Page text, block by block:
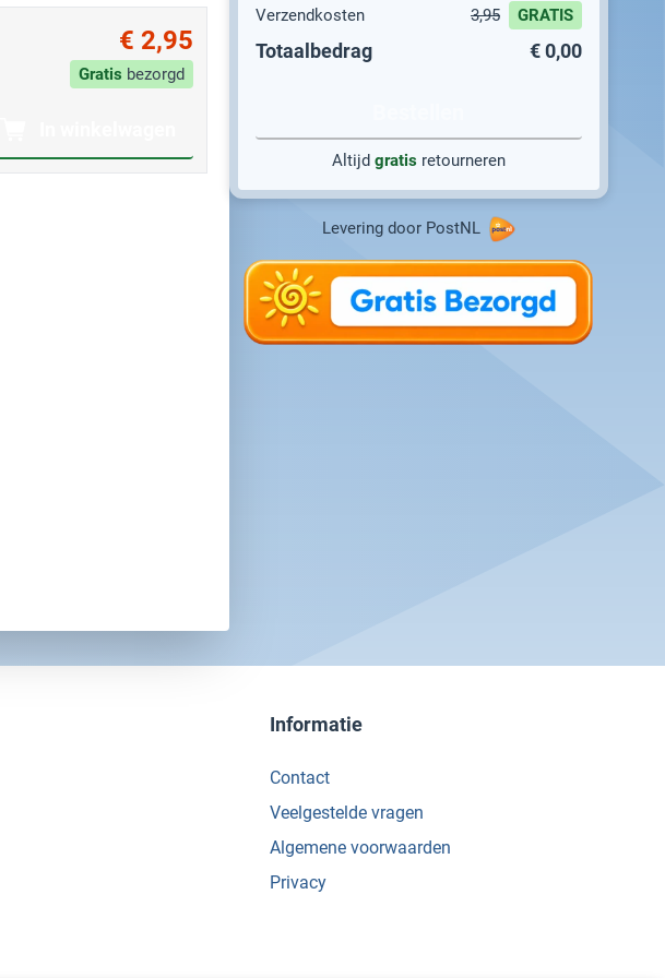
€ 2,95
Gratis bezorgd
Verzendkosten
3,95 GRATIS
Totaalbedrag € 0,00
Altijd gratisretourneren
Levering door PostNL
Informatie
Contact
Veelgestelde vragen
Algemene voorwaarden
Privacy